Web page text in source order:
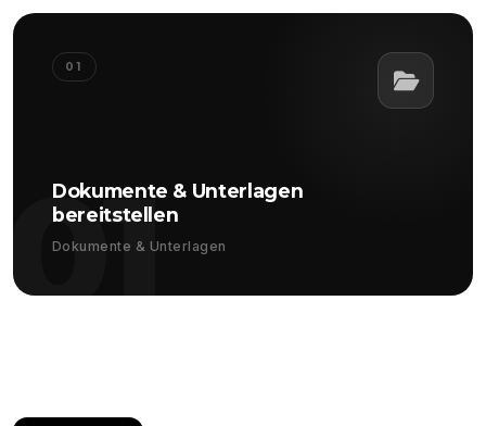
01
01
Dokumente & Unterlagen
bereitstellen
Dokumente & Unterlagen